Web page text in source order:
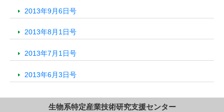
2013年9月6日号
2013年8月1日号
2013年7月1日号
2013年6月3日号
生物系特定産業技術研究支援センター